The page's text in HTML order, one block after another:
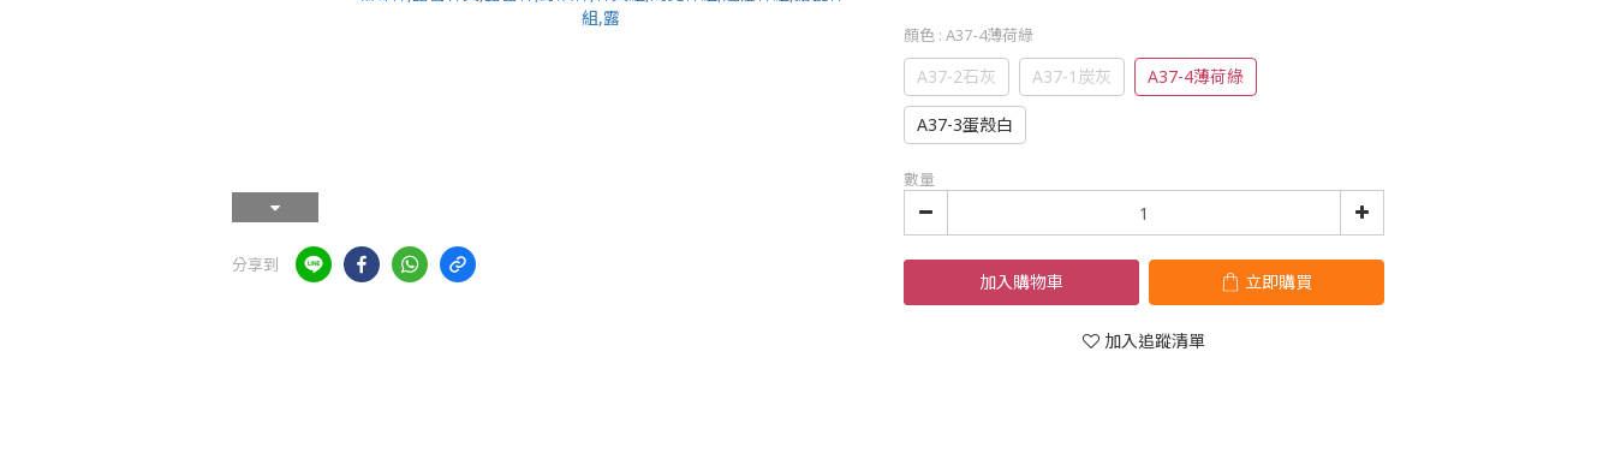
分享到
顏色 : A37-4薄荷綠
A37-2石灰 A37-1炭灰 A37-4薄荷綠
A37-3蛋殼白
數量
加入購物車 立即購買
加入追蹤清單